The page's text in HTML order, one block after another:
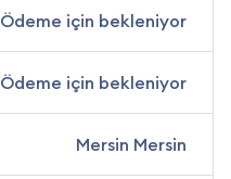
Ödeme için bekleniyor
Ödeme için bekleniyor
Mersin Mersin